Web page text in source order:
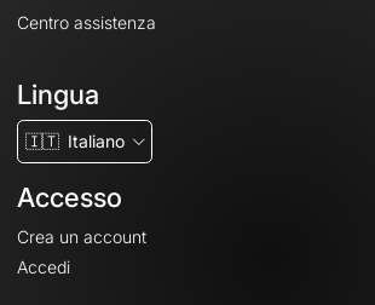
Centro assistenza
Lingua
🇮🇹 Italiano
Accesso
Crea un account
Accedi